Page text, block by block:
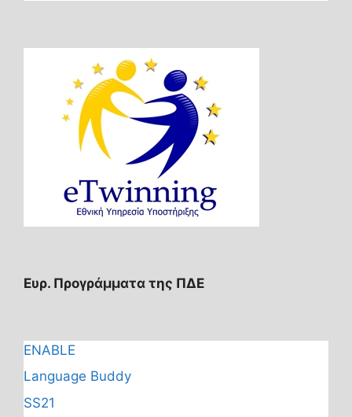
Ευρ. Προγράμματα της ΠΔΕ
ENABLE
Language Buddy
SS21